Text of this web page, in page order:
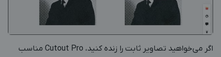
اگر می‌خواهید تصاویر ثابت را زنده کنید، Cutout Pro مناسب